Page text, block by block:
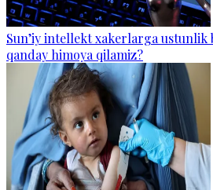
Sun’iy intellekt xakerlarga ustunlik
qanday himoya qilamiz?